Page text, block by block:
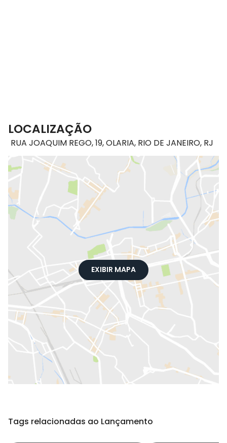
LOCALIZAÇÃO
RUA JOAQUIM REGO, 19, OLARIA, RIO DE JANEIRO, RJ
EXIBIR MAPA
Tags relacionadas ao Lançamento